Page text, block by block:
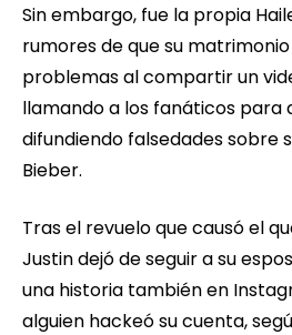
Sin embargo, fue la propia
rumores de que su
problemas al compartir un
llamando a los fanáticos para
difundiendo falsedades sobre
Bieber.
Tras el revuelo que causó el
Justin dejó de seguir a su
una historia también en
alguien hackeó su cuenta,